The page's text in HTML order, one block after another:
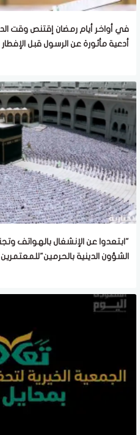
في أواخر أيام رمضان إقتنص وقت
أدعية مأثورة عن الرسول قبل الإفطار
"ابتعدوا عن الإنشغال بالهواتف
الشؤون الدينية